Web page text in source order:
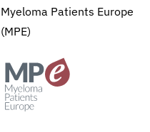
Myeloma Patients Europe
(MPE)